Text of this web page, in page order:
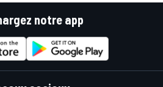
notre app